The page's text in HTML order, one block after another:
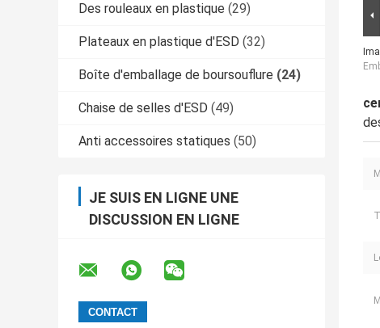
Des rouleaux en plastique (29)
Plateaux en plastique d'ESD (32)
Boîte d'emballage de boursouflure (24)
Chaise de selles d'ESD (49)
Anti accessoires statiques (50)
JE SUIS EN LIGNE UNE
DISCUSSION EN LIGNE